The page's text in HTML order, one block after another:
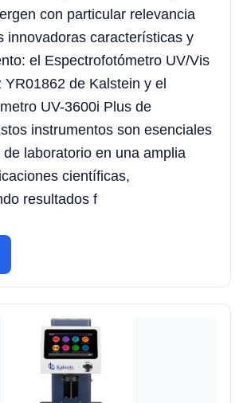
con particular relevancia
innovadoras características y
el Espectrofotómetro UV/Vis
YR01862 de Kalstein y el
UV-3600i Plus de
instrumentos son esenciales
de laboratorio en una amplia
científicas,
resultados f